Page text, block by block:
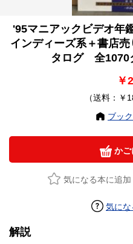
'95マニアックビデオ年
インディーズ系＋書店
タログ 全
￥
（送料：￥
ブッ
かご
気になる本に追加
気に
解説